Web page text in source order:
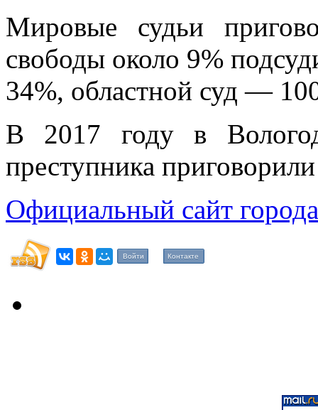
Мировые судьи
свободы около 9%
34%, областной суд —
В 2017 году в
преступника
Официальный сайт
Войти Контакте